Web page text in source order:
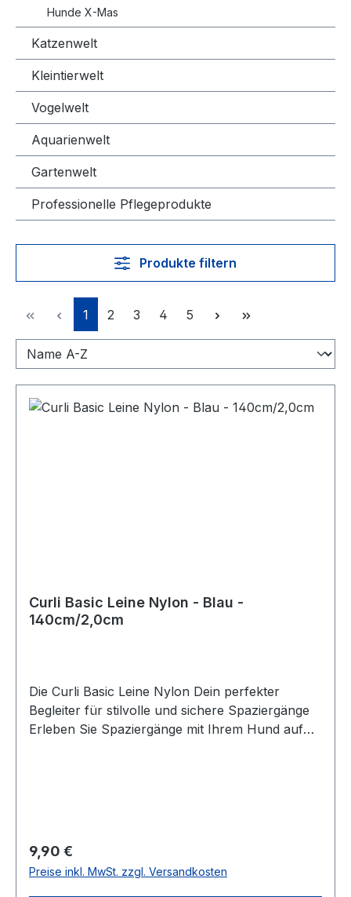
Hunde X-Mas
Katzenwelt
Kleintierwelt
Vogelwelt
Aquarienwelt
Gartenwelt
Professionelle Pflegeprodukte
Produkte filtern
Seite
1 Seite
2 Seite
3 Seite
4 Seite
5
Curli Basic Leine Nylon - Blau -
140cm/2,0cm
Die Curli Basic Leine Nylon Dein perfekter
Begleiter für stilvolle und sichere Spaziergänge
Erleben Sie Spaziergänge mit Ihrem Hund auf
der Schweiz, vereint die Curli Basic Leine
höchste Qualität mit elegantem Design. Lassen
Sie sich von den vielen Vorteilen dieser Leine
Regulärer Preis:
9,90 €
Preise inkl. MwSt. zzgl. Versandkosten